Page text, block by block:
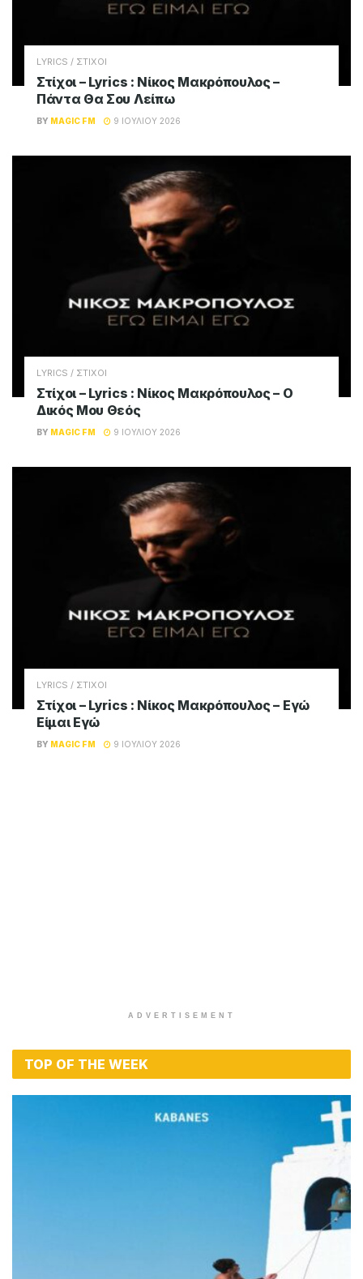
LYRICS / ΣΤΙΧΟΙ
Στίχοι – Lyrics : Γιάννης Πλούταρχος – Σ’
Αγαπώ Σαν Αμαρτία
BY MAGIC FM 16 ΙΟΥΛΊΟΥ 2026
LYRICS / ΣΤΙΧΟΙ
Στίχοι – Lyrics : Νίκος Μακρόπουλος – Θα
Την Κάψω Την Πόλη
BY MAGIC FM 9 ΙΟΥΛΊΟΥ 2026
LYRICS / ΣΤΙΧΟΙ
Στίχοι – Lyrics : Νίκος Μακρόπουλος –
Πάντα Θα Σου Λείπω
BY MAGIC FM 9 ΙΟΥΛΊΟΥ 2026
Στίχοι – Lyrics : Νίκος Μακρόπουλος – Ο